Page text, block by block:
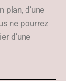
plan, d’une
ne pourrez
d’une